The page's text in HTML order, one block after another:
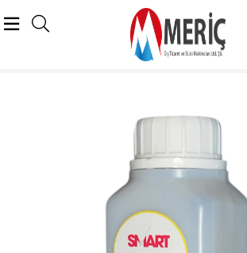
Toshiba Developer D-2505 Developer